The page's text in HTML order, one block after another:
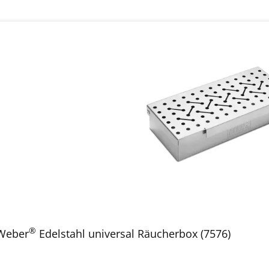
® Edelstahl universal Räucherbox (7576)